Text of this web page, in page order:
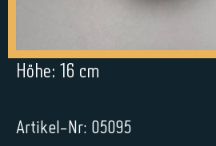
Höhe: 16 cm
Artikel-Nr: 05095